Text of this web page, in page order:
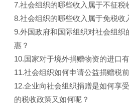
7.社会组织的哪些收入属于不征税
8.社会组织的哪些收入属于免税收
9.外国政府和国际组织对社会组织
惠？
10.国家对于境外捐赠物资的进口
11.社会组织如何申请公益捐赠税
12.企业向社会组织捐赠是如何享
的税收政策又如何呢？